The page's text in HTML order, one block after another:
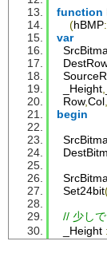
function
(hBMP:
var
_Height
Row,Col
begin
Set24bit
// 少し
_Height
_Width